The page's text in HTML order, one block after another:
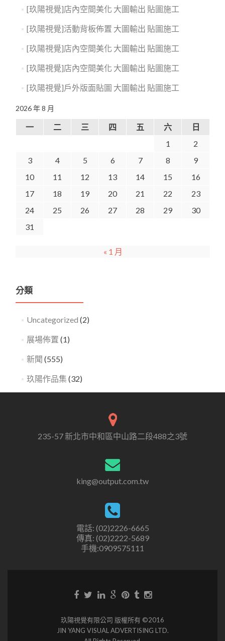
[玖陽視覺]店內空間美化 大圖輸出 貼圖施工
[玖陽視覺]活動背板佈置 大圖輸出 貼圖施工
[玖陽視覺]店內空間美化 大圖輸出 貼圖施工
[玖陽視覺]店內空間美化 大圖輸出 貼圖施工
[玖陽視覺]戶外版面貼圖 大圖輸出 貼圖施工
2026 年 8 月
一 二 三 四 五 六
日
1
2
3
4 5 6 7 8
9
10
11 12 13 14 15
16
17
18 19 20 21 22
23
24
25 26 27 28 29
30
31
« 1 月
分類
Uncategorized (2)
展場佈置 (1)
新聞 (555)
玖陽作品集 (32)
235-57 新北市中和區中山路二段488之3號
king@output.com.tw
電話: (02)2226-6665
傳真: (02)2222-5689
手機:0909575111
玖陽視覺有限公司 版權所有 ©2016
JIN YANG VISUAL ADVERTISING LTD.